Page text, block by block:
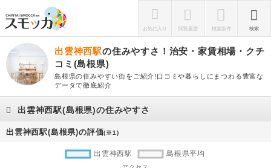
お気に入り 閲覧履歴 検索条件 検索
出雲神西駅の住みやすさ！治安・家賃相場・クチ
コミ(島根県)
島根県の住みやすい街をご紹介!口コミや暮らしにまつわる豊富な
データで徹底紹介
出雲神西駅(島根県)の住みやすさ
出雲神西駅(島根県)の評価(※1)